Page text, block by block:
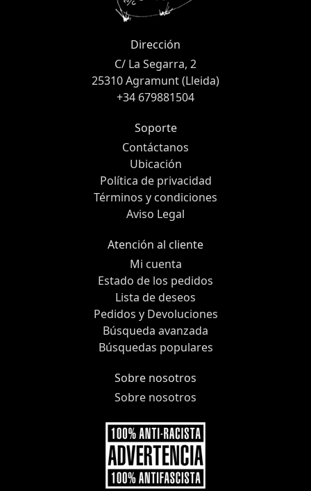
Dirección
C/ La Segarra, 2
25310 Agramunt (Lleida)
+34 679881504
Soporte
Contáctanos
Ubicación
Política de privacidad
Términos y condiciones
Aviso Legal
Atención al cliente
Mi cuenta
Estado de los pedidos
Lista de deseos
Pedidos y Devoluciones
Búsqueda avanzada
Búsquedas populares
Sobre nosotros
Sobre nosotros